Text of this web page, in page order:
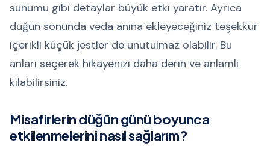
sunumu gibi detaylar büyük etki yaratır. Ayrıca
düğün sonunda veda anına ekleyeceğiniz teşekkür
içerikli küçük jestler de unutulmaz olabilir. Bu
anları seçerek hikayenizi daha derin ve anlamlı
kılabilirsiniz.
Misafirlerin düğün günü boyunca
etkilenmelerini nasıl sağlarım?